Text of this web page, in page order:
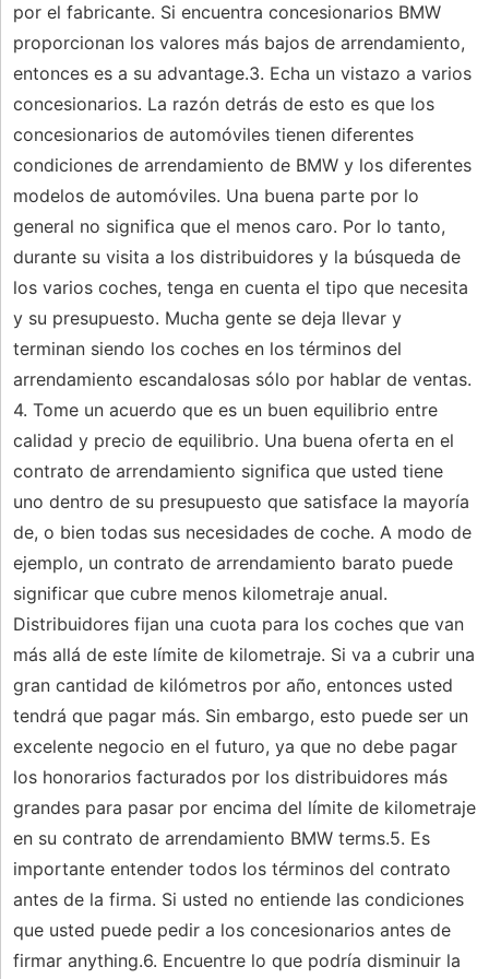
por el fabricante. Si encuentra concesionarios BMW
proporcionan los valores más bajos de arrendamiento,
entonces es a su advantage.3. Echa un vistazo a varios
concesionarios. La razón detrás de esto es que los
concesionarios de automóviles tienen diferentes
condiciones de arrendamiento de BMW y los diferentes
modelos de automóviles. Una buena parte por lo
general no significa que el menos caro. Por lo tanto,
durante su visita a los distribuidores y la búsqueda de
los varios coches, tenga en cuenta el tipo que necesita
y su presupuesto. Mucha gente se deja llevar y
terminan siendo los coches en los términos del
arrendamiento escandalosas sólo por hablar de ventas.
4. Tome un acuerdo que es un buen equilibrio entre
calidad y precio de equilibrio. Una buena oferta en el
contrato de arrendamiento significa que usted tiene
uno dentro de su presupuesto que satisface la mayoría
de, o bien todas sus necesidades de coche. A modo de
ejemplo, un contrato de arrendamiento barato puede
significar que cubre menos kilometraje anual.
Distribuidores fijan una cuota para los coches que van
más allá de este límite de kilometraje. Si va a cubrir una
gran cantidad de kilómetros por año, entonces usted
tendrá que pagar más. Sin embargo, esto puede ser un
excelente negocio en el futuro, ya que no debe pagar
los honorarios facturados por los distribuidores más
grandes para pasar por encima del límite de kilometraje
en su contrato de arrendamiento BMW terms.5. Es
importante entender todos los términos del contrato
antes de la firma. Si usted no entiende las condiciones
que usted puede pedir a los concesionarios antes de
firmar anything.6. Encuentre lo que podría disminuir la